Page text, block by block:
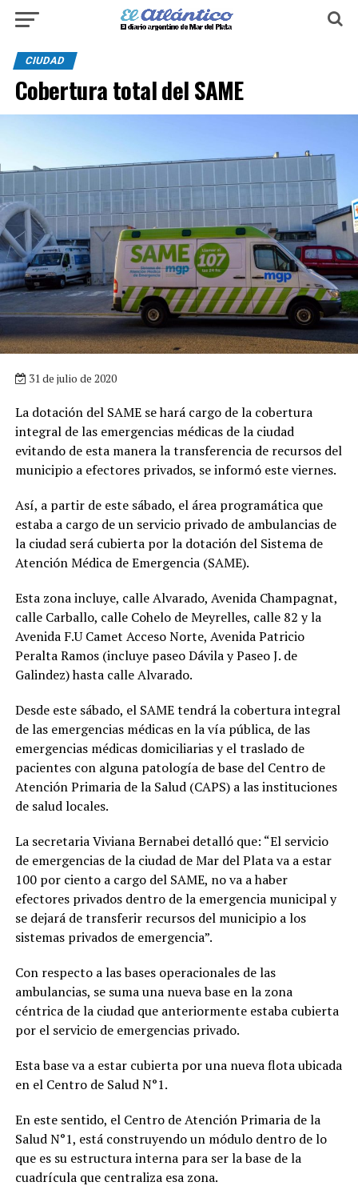
CIUDAD
Cobertura total del SAME
31 de julio de 2020
La dotación del SAME se hará cargo de la cobertura
integral de las emergencias médicas de la ciudad
evitando de esta manera la transferencia de recursos del
municipio a efectores privados, se informó este viernes.
Así, a partir de este sábado, el área programática que
estaba a cargo de un servicio privado de ambulancias de
la ciudad será cubierta por la dotación del Sistema de
Atención Médica de Emergencia (SAME).
Esta zona incluye, calle Alvarado, Avenida Champagnat,
calle Carballo, calle Cohelo de Meyrelles, calle 82 y la
Avenida F.U Camet Acceso Norte, Avenida Patricio
Peralta Ramos (incluye paseo Dávila y Paseo J. de
Galindez) hasta calle Alvarado.
Desde este sábado, el SAME tendrá la cobertura integral
de las emergencias médicas en la vía pública, de las
emergencias médicas domiciliarias y el traslado de
pacientes con alguna patología de base del Centro de
Atención Primaria de la Salud (CAPS) a las instituciones
de salud locales.
La secretaria Viviana Bernabei detalló que: “El servicio
de emergencias de la ciudad de Mar del Plata va a estar
100 por ciento a cargo del SAME, no va a haber
efectores privados dentro de la emergencia municipal y
se dejará de transferir recursos del municipio a los
sistemas privados de emergencia”.
Con respecto a las bases operacionales de las
ambulancias, se suma una nueva base en la zona
céntrica de la ciudad que anteriormente estaba cubierta
por el servicio de emergencias privado.
Esta base va a estar cubierta por una nueva flota ubicada
en el Centro de Salud N°1.
En este sentido, el Centro de Atención Primaria de la
Salud N°1, está construyendo un módulo dentro de lo
que es su estructura interna para ser la base de la
cuadrícula que centraliza esa zona.